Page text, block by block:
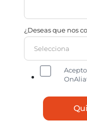
¿Deseas que nos